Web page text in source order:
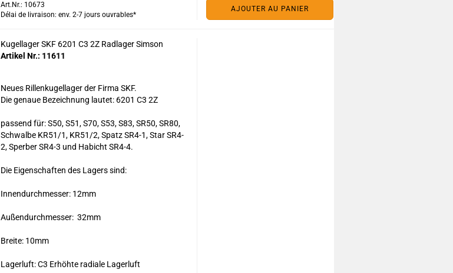
Art.Nr.: 10673
Délai de livraison: env. 2-7 jours ouvrables*
AJOUTER AU PANIER
Kugellager SKF 6201 C3 2Z Radlager Simson
Artikel Nr.: 11611
Neues Rillenkugellager der Firma SKF.
Die genaue Bezeichnung lautet: 6201 C3 2Z
passend für: S50, S51, S70, S53, S83, SR50, SR80,
Schwalbe KR51/1, KR51/2, Spatz SR4-1, Star SR4-
2, Sperber SR4-3 und Habicht SR4-4.
Die Eigenschaften des Lagers sind:
Innendurchmesser: 12mm
Außendurchmesser: 32mm
Breite: 10mm
Lagerluft: C3 Erhöhte radiale Lagerluft